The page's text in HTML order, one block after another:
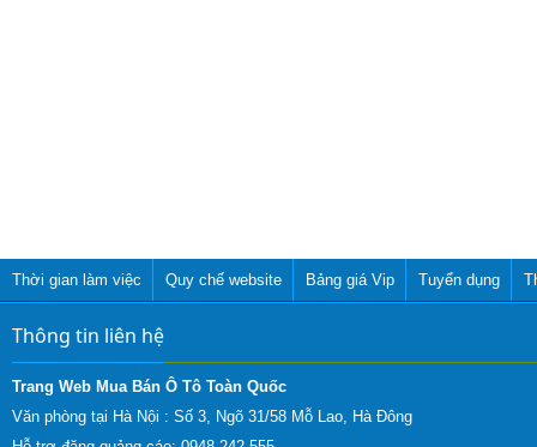
Thời gian làm việc Quy chế website Bảng giá Vip Tuyển dụng
Thông tin liên hệ
Trang Web Mua Bán Ô Tô Toàn Quốc
Văn phòng tại Hà Nội : Số 3, Ngõ 31/58 Mỗ Lao, Hà Đông